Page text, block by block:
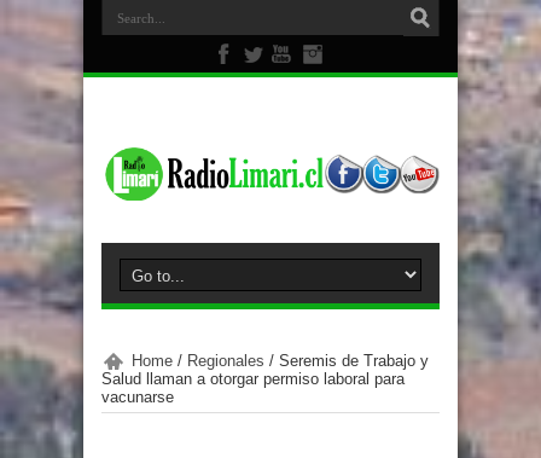
Home / Regionales / Seremis de Trabajo y
Salud llaman a otorgar permiso laboral para
vacunarse